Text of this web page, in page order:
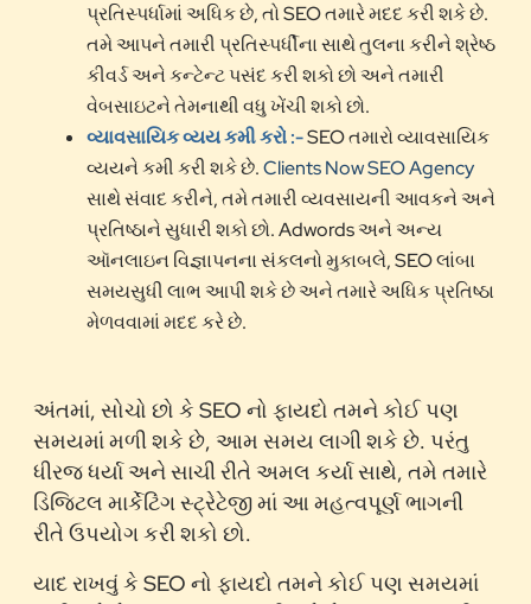
પ્રતિસ્પર્ધામાં અધિક છે, તો SEO તમારે મદદ કરી શકે છે.
તમે આપને તમારી પ્રતિસ્પર્ધીના સાથે તુલના કરીને શ્રેષ્ઠ
કીવર્ડ અને કન્ટેન્ટ પસંદ કરી શકો છો અને તમારી
વેબસાઇટને તેમનાથી વધુ ખેંચી શકો છો.
વ્યાવસાયિક વ્યય કમી કરો :-SEO તમારો વ્યાવસાયિક
વ્યયને કમી કરી શકે છે.Clients Now SEO Agency
સાથે સંવાદ કરીને, તમે તમારી વ્યવસાયની આવકને અને
પ્રતિષ્ઠાને સુધારી શકો છો. Adwords અને અન્ય
ઑનલાઇન વિજ્ઞાપનના સંકલનો મુકાબલે, SEO લાંબા
સમયસુધી લાભ આપી શકે છે અને તમારે અધિક પ્રતિષ્ઠા
મેળવવામાં મદદ કરે છે.
અંતમાં, સોચો છો કે SEO નો ફાયદો તમને કોઈ પણ
સમયમાં મળી શકે છે, આમ સમય લાગી શકે છે. પરંતુ
ધીરજ ધર્યા અને સાચી રીતે અમલ કર્યા સાથે, તમે તમારે
ડિજિટલ માર્કેટિંગ સ્ટ્રેટેજી માં આ મહત્વપૂર્ણ ભાગની
રીતે ઉપયોગ કરી શકો છો.
યાદ રાખવું કે SEO નો ફાયદો તમને કોઈ પણ સમયમાં